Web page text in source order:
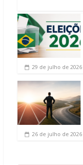
29 de julho de 2026
26 de julho de 2026